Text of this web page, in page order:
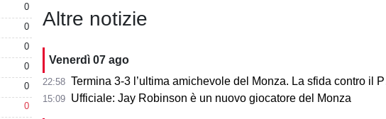
0
0
0
0
0
0
Altre notizie
Venerdì 07 ago
22:58 Termina 3-3 l’ultima amichevole del Monza. La sfida contro il Padova si concentra nella ripresa.
15:09 Ufficiale: Jay Robinson è un nuovo giocatore del Monza